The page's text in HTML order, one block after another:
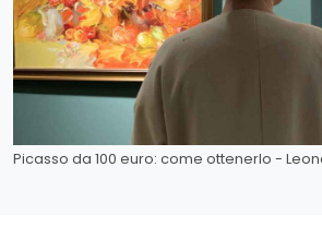
Picasso da 100 euro: come ottenerlo -